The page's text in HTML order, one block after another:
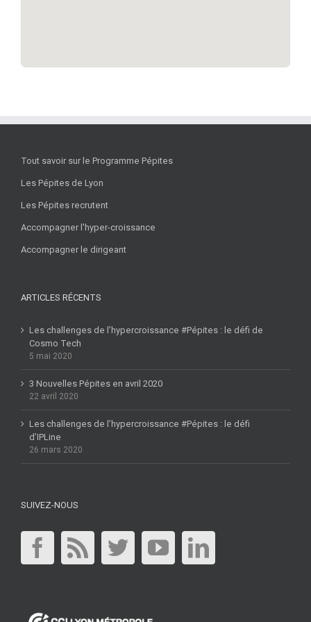
Tout savoir sur le Programme Pépites
Les Pépites de Lyon
Les Pépites recrutent
Accompagner l'hyper-croissance
Accompagner le dirigeant
ARTICLES RÉCENTS
Les challenges de l’hypercroissance #Pépites : le défi de
Cosmo Tech
5 mai 2020
3 Nouvelles Pépites en avril 2020
22 avril 2020
Les challenges de l’hypercroissance #Pépites : le défi
d’IPLine
26 mars 2020
SUIVEZ-NOUS